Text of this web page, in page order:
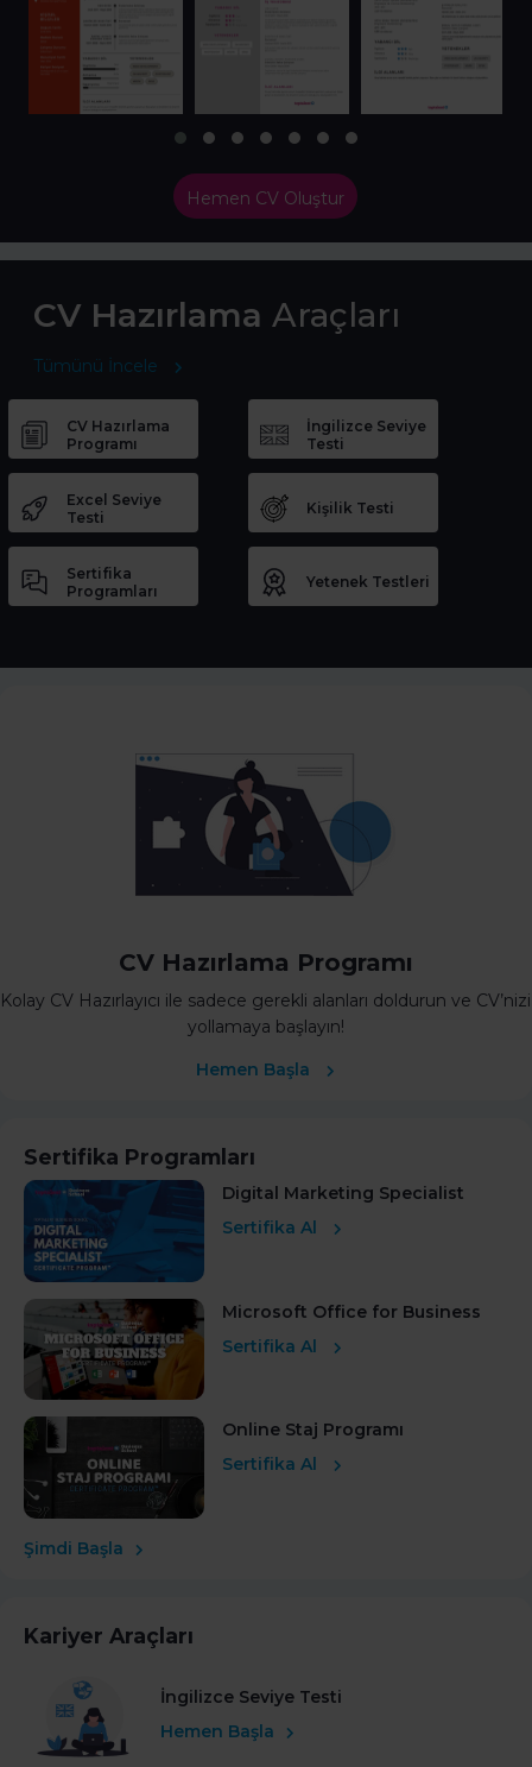
Hemen CV Oluştur
CV Hazırlama Araçları
Tümünü İncele
CV Hazırlama
Programı
İngilizce Seviye
Testi
Excel Seviye
Testi
Kişilik Testi
Sertifika
Programları
Yetenek Testleri
CV Hazırlama Programı
Kolay CV Hazırlayıcı ile sadece gerekli alanları doldurun ve CV’nizi
yollamaya başlayın!
Hemen Başla
Sertifika Programları
Digital Marketing Specialist
Sertifika Al
Microsoft Office for Business
Sertifika Al
Online Staj Programı
Sertifika Al
Şimdi Başla
Kariyer Araçları
İngilizce Seviye Testi
Hemen Başla